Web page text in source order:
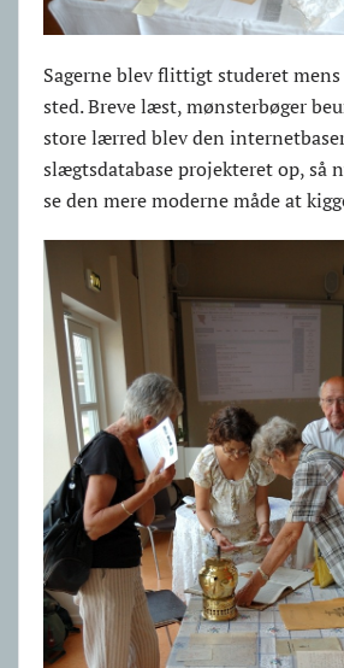
Sagerne blev flittigt studeret
sted. Breve læst, mønsterbøger
store lærred blev den
slægtsdatabase projekteret op, så
se den mere moderne måde at